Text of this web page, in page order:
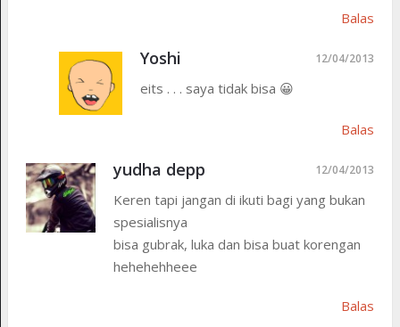
Balas
Yoshi 12/04/2013
eits . . . saya tidak bisa 😀
Balas
yudha depp 12/04/2013
Keren tapi jangan di ikuti bagi yang bukan
spesialisnya
bisa gubrak, luka dan bisa buat korengan
hehehehheee
Balas